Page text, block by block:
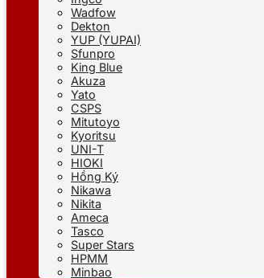
Wadfow
Dekton
YUP (YUPAI)
Sfunpro
King Blue
Akuza
Yato
CSPS
Mitutoyo
Kyoritsu
UNI-T
HIOKI
Hồng Ký
Nikawa
Nikita
Ameca
Tasco
Super Stars
HPMM
Minbao